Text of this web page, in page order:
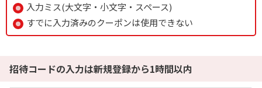
入力ミス(大文字・小文字・スペース)
すでに入力済みのクーポンは使用できない
招待コードの入力は新規登録から1時間以内